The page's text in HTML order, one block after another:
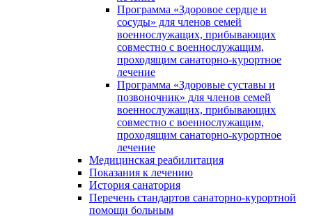
Программа «Здоровое сердце и
сосуды» для членов семей
военнослужащих, прибывающих
совместно с военнослужащим,
проходящим санаторно-курортное
лечение
Программа «Здоровые суставы и
позвоночник» для членов семей
военнослужащих, прибывающих
совместно с военнослужащим,
проходящим санаторно-курортное
лечение
Медицинская реабилитация
Показания к лечению
История санатория
Перечень стандартов санаторно-курортной
помощи больным